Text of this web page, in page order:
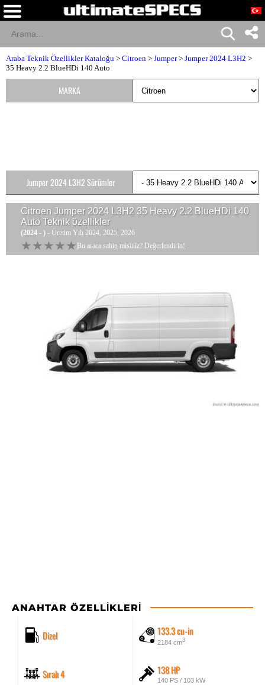
Araba Teknik Özellikler Kataloğu > Citroen > Jumper> Jumper 2024 L3H2 >
35 Heavy 2.2 BlueHDi 140 Auto
Citroen Jumper 2024 L3H2 35 Heavy 2.2 BlueHDi 140
Auto Teknik özellikler
(2024 - ) - Üretim Yılı 2024, 2025, 2026
★★★★★
★★★★★ Bu araca sahip misiniz? Değerlendirin!
ANAHTAR ÖZELLIKLERI
Dizel 133.3 cu-in
2184 cm3
Sıralı 4 138 HP
140 PS / 103 kW
MARKA
Jumper 2024 L3H2 Sürümler